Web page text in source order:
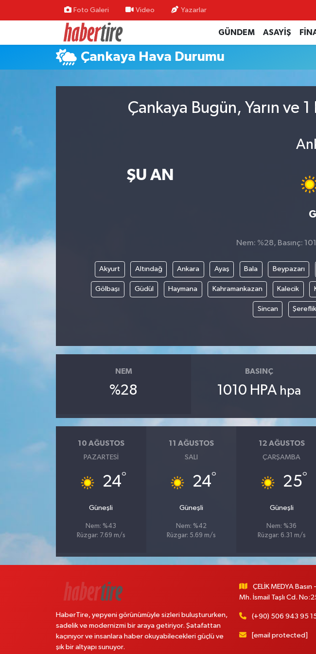
Foto Galeri Video Yazarlar
GÜNDEM ASAYİŞ
Çankaya Hava Durumu
Çankaya Bugün, Yarın ve
ŞU AN
Nem: %28, Basınç:
Akyurt Altındağ Ankara Ayaş Bala Beypazarı
Gölbaşı Güdül Haymana Kahramankazan Kalecik
Sincan
NEM
%28
BASINÇ
1010 HPA hpa
10 AĞUSTOS
PAZARTESI
24°
Güneşli
Nem: %43
Rüzgar: 7.69 m/s
11 AĞUSTOS
SALI
24°
Güneşli
Nem: %42
Rüzgar: 5.69 m/s
12 AĞUSTOS
ÇARŞAMBA
25°
Güneşli
Nem: %36
Rüzgar: 6.31 m/s
HaberTire, yepyeni görünümüyle sizleri buluştururken,
sadelik ve modernizmi bir araya getiriyor. Şatafattan
kaçınıyor ve insanlara haber okuyabilecekleri güçlü ve
şık bir altyapı sunuyor.
ÇELİK MEDYA Basın
Mh. İsmail Taşlı Cd.
(+90) 506 943 95
[email protected]
Tire Nöbetçi Eczaneler
Tire Hava Durumu
Tire Trafik Yoğunluk Haritası
Süper Lig Puan Durumu ve Fikstür
Haber Arşivi